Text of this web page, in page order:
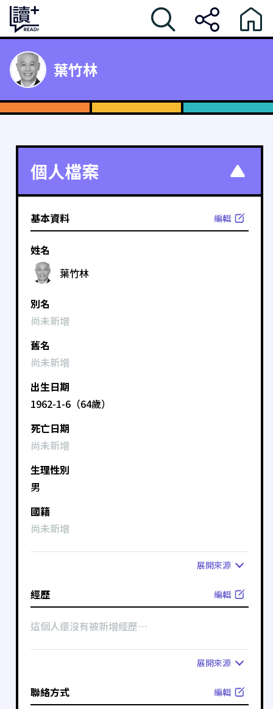
葉竹林
個人檔案
基本資料 編輯
姓名
葉竹林
別名
尚未新增
舊名
尚未新增
出生日期
1962-1-6（64歲）
死亡日期
尚未新增
生理性別
男
國籍
尚未新增
展開來源
經歷 編輯
這個人還沒有被新增經歷⋯
展開來源
聯絡方式 編輯